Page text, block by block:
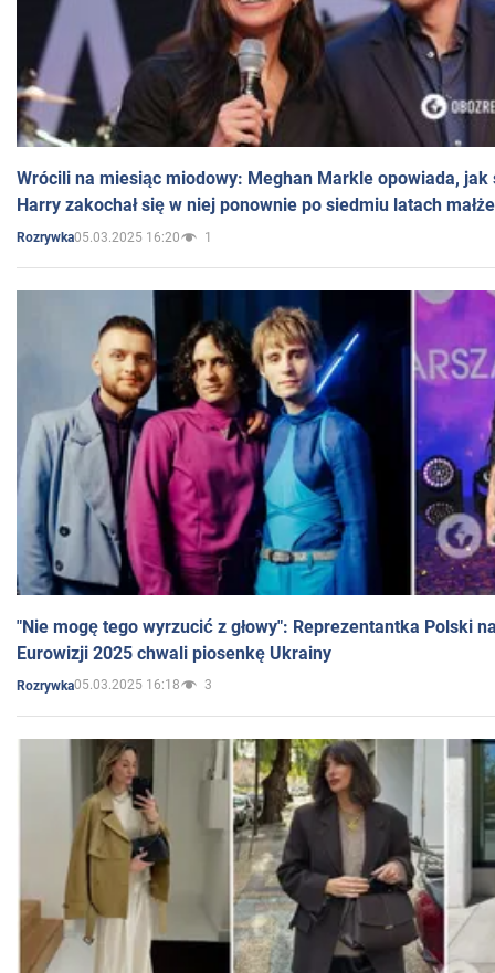
Wrócili na miesiąc miodowy: Meghan Markle opowiada, jak
Harry zakochał się w niej ponownie po siedmiu latach
Rozrywka05.03.2025 16:20 1
"Nie mogę tego wyrzucić z głowy": Reprezentantka Polski
Eurowizji 2025 chwali piosenkę Ukrainy
Rozrywka05.03.2025 16:18 3